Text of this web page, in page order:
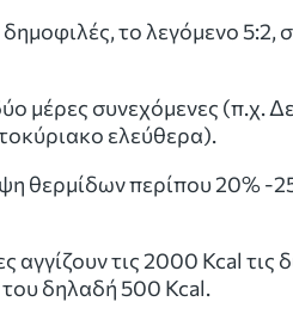
το λεγόμενο 5:2,
μέρες συνεχόμενες (π.χ.
ελεύθερα).
θερμίδων περίπου 20% -
τις 2000 Kcal τις
δηλαδή 500 Kcal.